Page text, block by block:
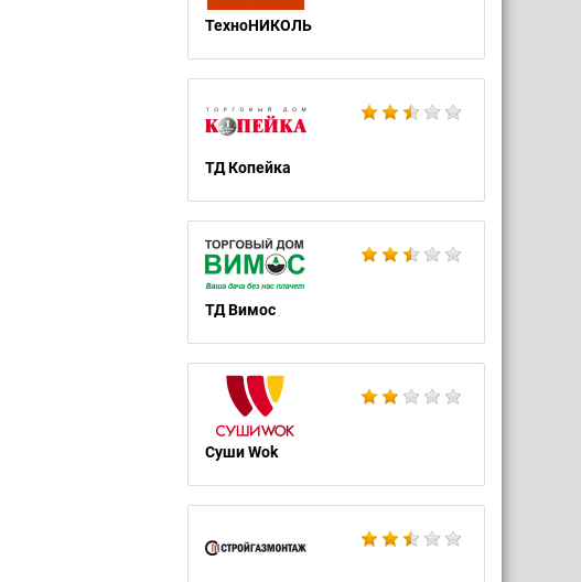
ТехноНИКОЛЬ
ТД Копейка
ТД Вимос
Суши Wok